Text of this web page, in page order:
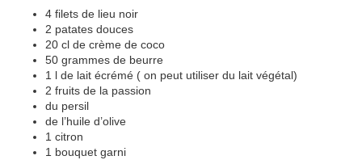
4 filets de lieu noir
2 patates douces
20 cl de crème de coco
50 grammes de beurre
1 l de lait écrémé ( on peut utiliser du lait végétal)
2 fruits de la passion
du persil
de l’huile d’olive
1 citron
1 bouquet garni